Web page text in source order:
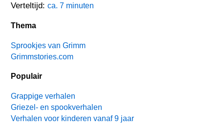
Verteltijd:ca. 7 minuten
Thema
Sprookjes van Grimm
Grimmstories.com
Populair
Grappige verhalen
Griezel- en spookverhalen
Verhalen voor kinderen vanaf 9 jaar